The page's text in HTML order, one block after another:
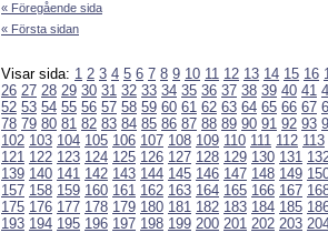
« Föregående sida
« Första sidan
Visar sida: 1 2 3 4 5 6 7 8 9 10 11 12 13 14 15 16
26 27 28 29 30 31 32 33 34 35 36 37 38 39 40 41
52 53 54 55 56 57 58 59 60 61 62 63 64 65 66 67
78 79 80 81 82 83 84 85 86 87 88 89 90 91 92 93
102 103 104 105 106 107 108 109 110 111 112 113
121 122 123 124 125 126 127 128 129 130 131
139 140 141 142 143 144 145 146 147 148 149
157 158 159 160 161 162 163 164 165 166 167
175 176 177 178 179 180 181 182 183 184 185
193 194 195 196 197 198 199 200 201 202 203